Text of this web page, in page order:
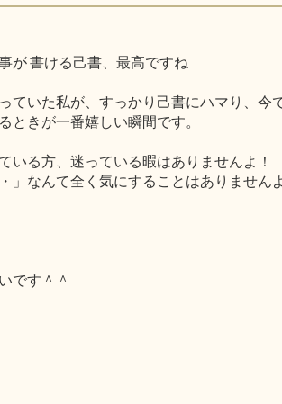
が 書ける己書、最高ですね
いた私が、すっかり己書にハマり、今
ときが一番嬉しい瞬間です。
いる方、迷っている暇はありませんよ！
なんて全く気にすることはありません
です＾＾